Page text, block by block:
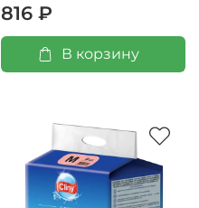
816 ₽
В корзину